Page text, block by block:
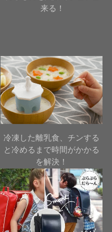
来る！
冷凍した離乳食、チンする
と冷めるまで時間がかかる
を解決！